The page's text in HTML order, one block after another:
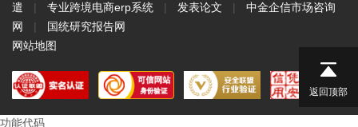
遣
| 专业跨境电商erp系统 | 发表论文 |
中金企信市场咨询
网
|
国统研究报告网
网站地图
返回顶部
功能代码